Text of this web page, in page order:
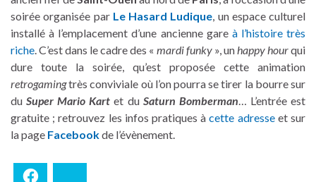
soirée organisée par Le Hasard Ludique , un espace culturel
installé à l’emplacement d’une ancienne gare à l’histoire très
riche . C’est dans le cadre des « mardi funky», un happy hourqui
dure toute la soirée, qu’est proposée cette animation
retrogamingtrès conviviale où l’on pourra se tirer la bourre sur
duSuper Mario Kart et du Saturn Bomberman … L’entrée est
gratuite ; retrouvez les infos pratiques àcette adresseet sur
la page Facebookde l’évènement.